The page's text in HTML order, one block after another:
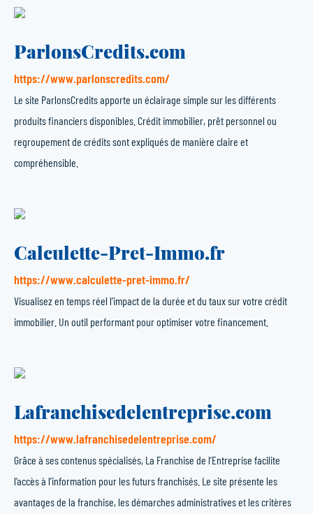
ParlonsCredits.com
https://www.parlonscredits.com/
Le site ParlonsCredits apporte un éclairage simple sur les différents
produits financiers disponibles. Crédit immobilier, prêt personnel ou
regroupement de crédits sont expliqués de manière claire et
compréhensible.
Calculette-Pret-Immo.fr
https://www.calculette-pret-immo.fr/
Visualisez en temps réel l’impact de la durée et du taux sur votre crédit
immobilier. Un outil performant pour optimiser votre financement.
Lafranchisedelentreprise.com
https://www.lafranchisedelentreprise.com/
Grâce à ses contenus spécialisés, La Franchise de l’Entreprise facilite
l’accès à l’information pour les futurs franchisés. Le site présente les
avantages de la franchise, les démarches administratives et les critères